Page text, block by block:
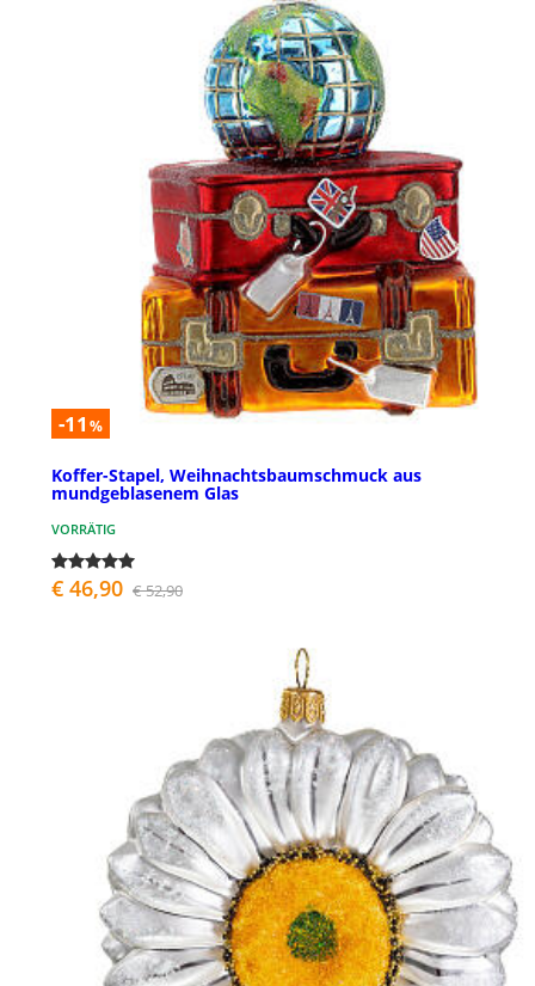
-11 %
Koffer-Stapel, Weihnachtsbaumschmuck aus
mundgeblasenem Glas
VORRÄTIG
€ 46,90 € 52,90